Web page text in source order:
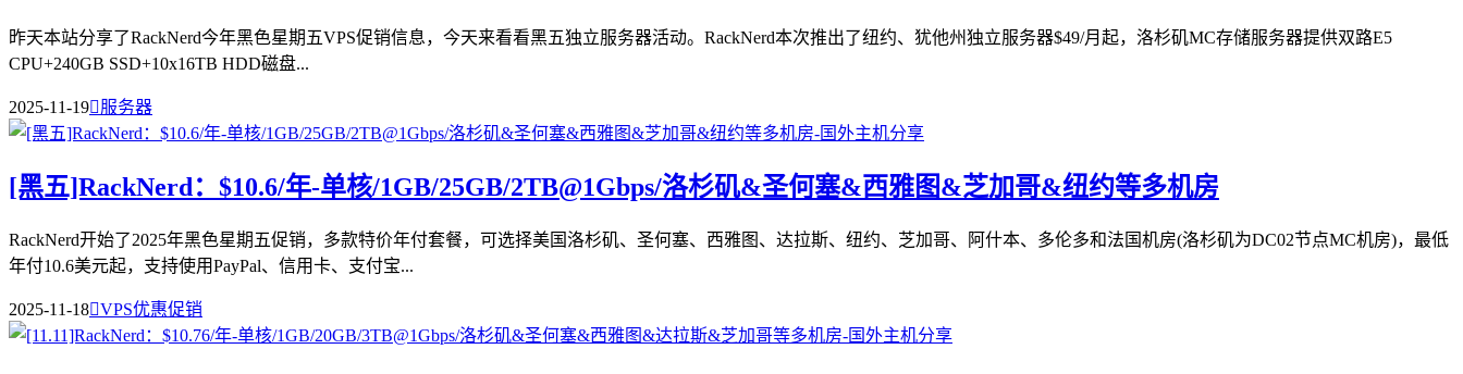
昨天本站分享了RackNerd今年黑色星期五VPS促销信息，今天来看看黑五独立服务器活动。RackNerd本次推出了纽约、犹他州独立服务器$49/月起，洛杉矶MC存储服务器提供双路E5
CPU+240GB SSD+10x16TB HDD磁盘...
2025-11-19服务器
[黑五]RackNerd：$10.6/年-单核/1GB/25GB/2TB@1Gbps/洛杉矶&圣何塞&西雅图&芝加哥&纽约等多机房
RackNerd开始了2025年黑色星期五促销，多款特价年付套餐，可选择美国洛杉矶、圣何塞、西雅图、达拉斯、纽约、芝加哥、阿什本、多伦多和法国机房(洛杉矶为DC02节点MC机房)，最低
年付10.6美元起，支持使用PayPal、信用卡、支付宝...
2025-11-18VPS优惠促销